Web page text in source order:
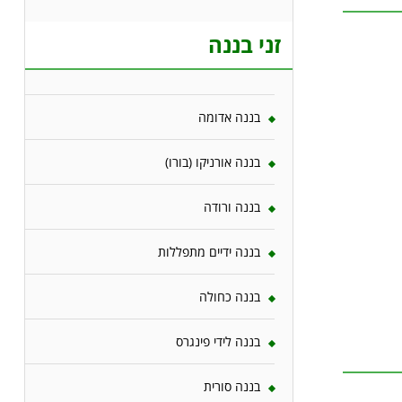
זני בננה
בננה אדומה
בננה אורניקו (בורו)
בננה ורודה
בננה ידיים מתפללות
בננה כחולה
בננה לידי פינגרס
בננה סורית